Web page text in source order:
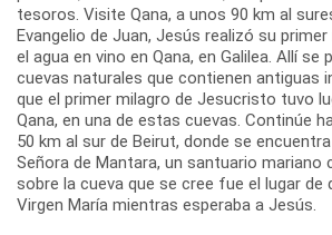
tesoros. Visite Qana, a unos 90 km al
Evangelio de Juan, Jesús realizó su
el agua en vino en Qana, en Galilea. Allí se
cuevas naturales que contienen antiguas
que el primer milagro de Jesucristo tuvo
Qana, en una de estas cuevas. Continúe
50 km al sur de Beirut, donde se
Señora de Mantara, un santuario mariano
sobre la cueva que se cree fue el lugar de
Virgen María mientras esperaba a Jesús.